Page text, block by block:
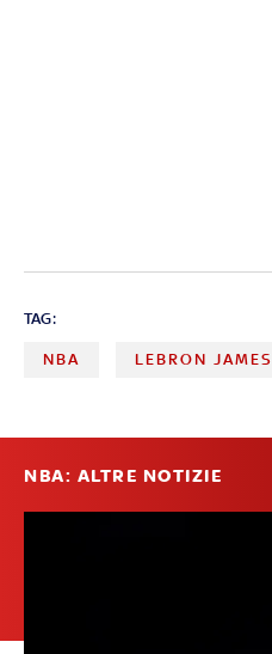
TAG:
NBA LEBRON JAMES
NBA: ALTRE NOTIZIE